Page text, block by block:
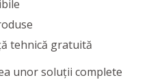
tehnică gratuită
unor soluții complete